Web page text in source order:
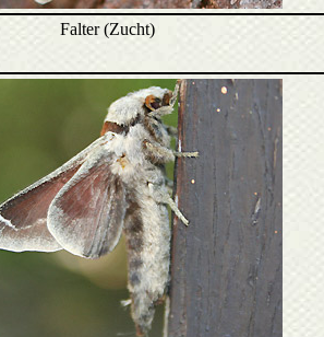
Falter (Zucht)